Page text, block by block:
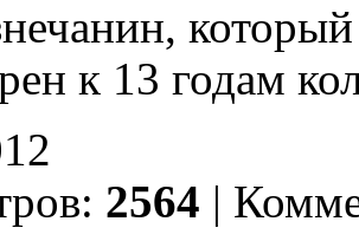
к 13 годам
2564 |